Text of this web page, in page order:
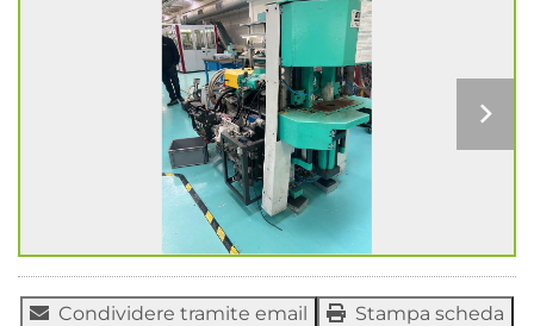
Condividere tramite email
Stampa scheda